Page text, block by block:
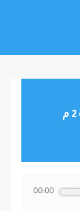
موجز أخبار الساعة 2 م
00:00